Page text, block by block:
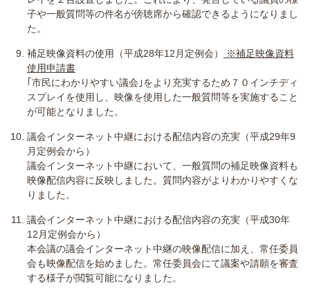
子や一般質問等の件名が傍聴席から確認できるようになりまし
た。
補足映像資料の使用（平成28年12月定例会）
※補足映像資料
使用申請書
｢市民にわかりやすい議会｣をより充実するため７０インチディ
スプレイを使用し、映像を使用した一般質問等を実施すること
が可能となりました。
議会インターネット中継における配信内容の充実（平成29年9
月定例会から）
議会インターネット中継において、一般質問の補足映像資料も
映像配信内容に反映しました。質問内容がよりわかりやすくな
りました。
議会インターネット中継における配信内容の充実（平成30年
12月定例会から）
本会議の議会インターネット中継の映像配信に加え、常任委員
会も映像配信を始めました。常任委員会にて議案や請願を審査
する様子が閲覧可能になりました。